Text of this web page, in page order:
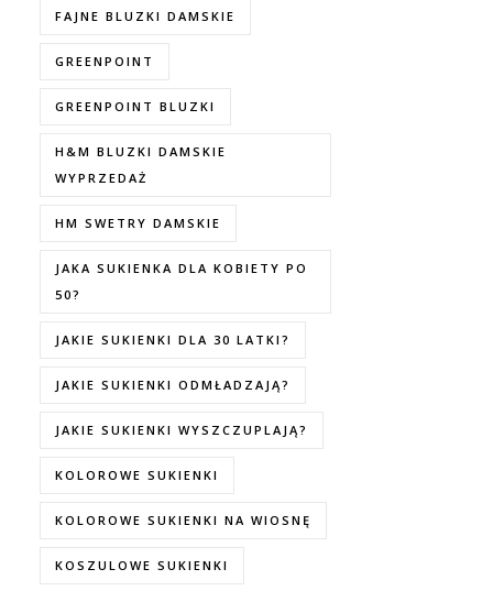
FAJNE BLUZKI DAMSKIE
GREENPOINT
GREENPOINT BLUZKI
H&M BLUZKI DAMSKIE
WYPRZEDAŻ
HM SWETRY DAMSKIE
JAKA SUKIENKA DLA KOBIETY PO
50?
JAKIE SUKIENKI DLA 30 LATKI?
JAKIE SUKIENKI ODMŁADZAJĄ?
JAKIE SUKIENKI WYSZCZUPLAJĄ?
KOLOROWE SUKIENKI
KOLOROWE SUKIENKI NA WIOSNĘ
KOSZULOWE SUKIENKI